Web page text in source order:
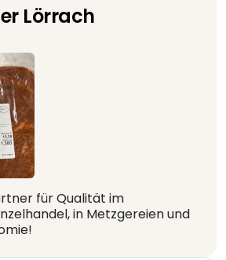
Lörrach
für Qualität im
in Metzgereien und